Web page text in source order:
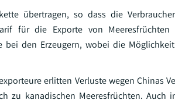
übertragen, so dass die
für die Exporte von
den Erzeugern, wobei die
erlitten Verluste wegen Chinas
zu kanadischen Meeresfrüchten. Auch